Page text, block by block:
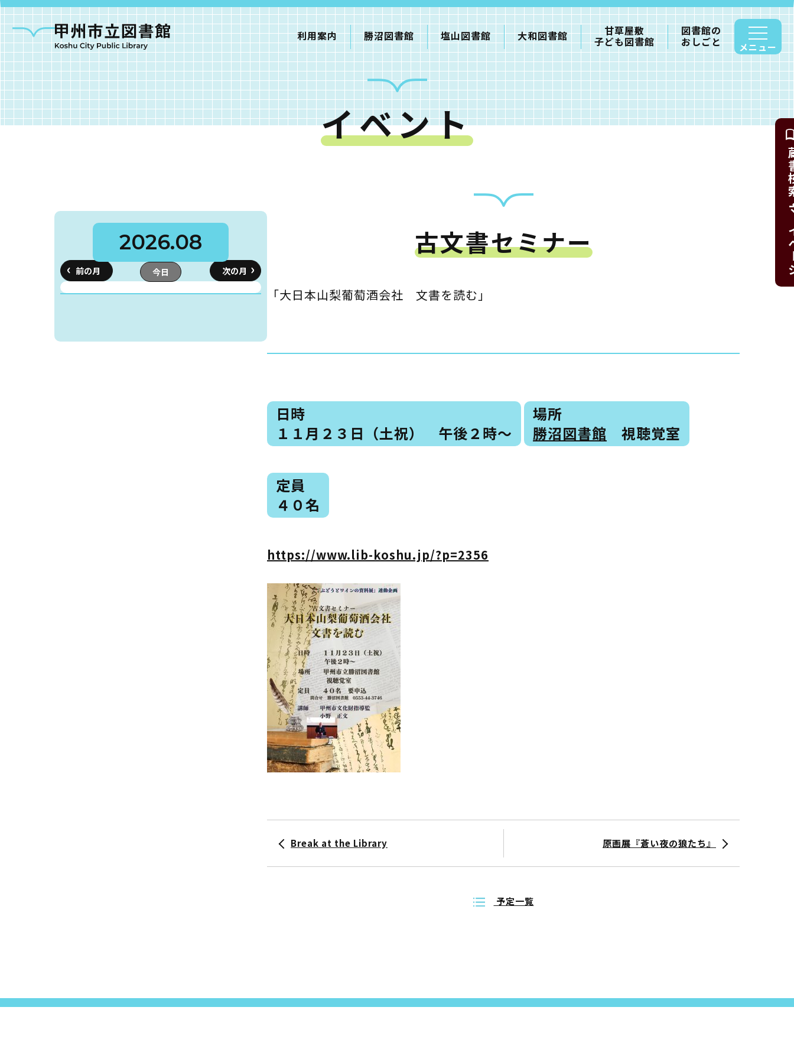
利用案内 勝沼図書館 塩山図書館 大和図書館 甘草屋敷
子ども図書館
図書館の
おしごと メニュー
イベント
今日
2026.08 古文書セミナー
「大日本山梨葡萄酒会社 文書を読む」
日時
１１月２３日（土祝） 午後２時～
場所
勝沼図書館 視聴覚室
定員
４０名
https://www.lib-koshu.jp/?p=2356
Break at the Library 原画展『蒼い夜の狼たち』
予定一覧
蔵書
勝沼図書館
大和図書館
甘草屋敷子ども図書館
読書アニマシオン
利用案内
蔵書検索・マイページ
こどもの図書館
としょかん
としょかん
おはなし会